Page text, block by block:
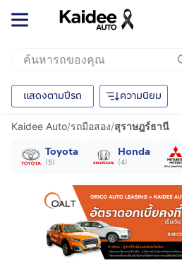
แสดงตามปีรถ ความนิยม
Kaidee Auto/รถมือสอง/สุราษฎร์ธานี
Toyota
(5)
Honda
(4)